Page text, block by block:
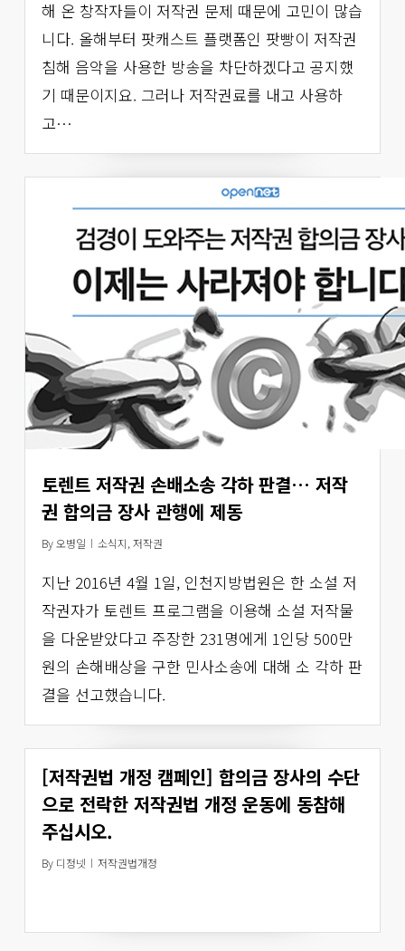
해 온 창작자들이 저작권 문제 때문에 고민이 많습
니다. 올해부터 팟캐스트 플랫폼인 팟빵이 저작권
침해 음악을 사용한 방송을 차단하겠다고 공지했
기 때문이지요. 그러나 저작권료를 내고 사용하
고…
토렌트 저작권 손배소송 각하 판결… 저작
권 합의금 장사 관행에 제동
By오병일 소식지, 저작권
지난 2016년 4월 1일, 인천지방법원은 한 소설 저
작권자가 토렌트 프로그램을 이용해 소설 저작물
을 다운받았다고 주장한 231명에게 1인당 500만
원의 손해배상을 구한 민사소송에 대해 소 각하 판
결을 선고했습니다.
[저작권법 개정 캠페인] 합의금 장사의 수단
으로 전락한 저작권법 개정 운동에 동참해
주십시오.
By 디정넷 저작권법개정